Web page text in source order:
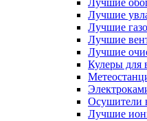
Лучшие
Лучшие
Лучшие
Лучшие
Кулеры для
Осушители
Лучшие